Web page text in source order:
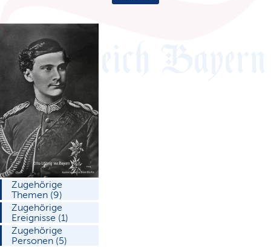
Zugehörige
Themen (9)
Zugehörige
Ereignisse (1)
Zugehörige
Personen (5)